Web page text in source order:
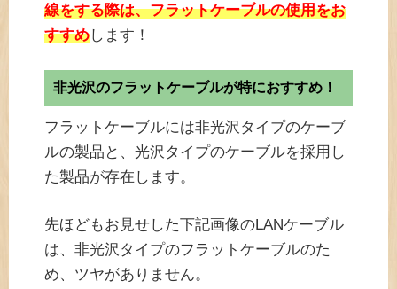
線をする際は、フラットケーブルの使用をお
すすめします！
非光沢のフラットケーブルが特におすすめ！
フラットケーブルには非光沢タイプのケーブ
ルの製品と、光沢タイプのケーブルを採用し
た製品が存在します。
先ほどもお見せした下記画像のLANケーブル
は、非光沢タイプのフラットケーブルのた
め、ツヤがありません。